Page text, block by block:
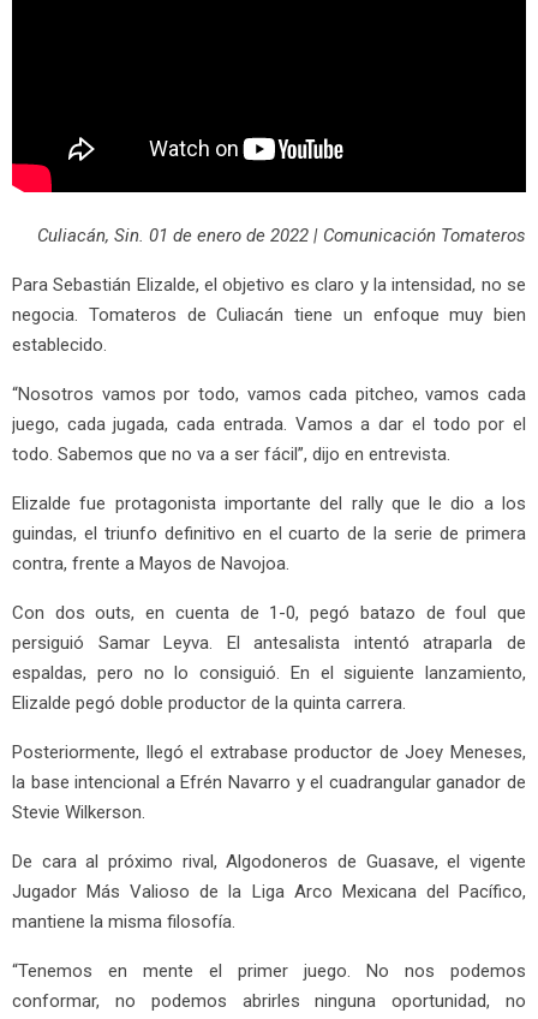
Culiacán, Sin. 01 de enero de 2022 | Comunicación Tomateros
Para Sebastián Elizalde, el objetivo es claro y la intensidad, no se
negocia. Tomateros de Culiacán tiene un enfoque muy bien
establecido.
“Nosotros vamos por todo, vamos cada pitcheo, vamos cada
juego, cada jugada, cada entrada. Vamos a dar el todo por el
todo. Sabemos que no va a ser fácil”, dijo en entrevista.
Elizalde fue protagonista importante del rally que le dio a los
guindas, el triunfo definitivo en el cuarto de la serie de primera
contra, frente a Mayos de Navojoa.
Con dos outs, en cuenta de 1-0, pegó batazo de foul que
persiguió Samar Leyva. El antesalista intentó atraparla de
espaldas, pero no lo consiguió. En el siguiente lanzamiento,
Elizalde pegó doble productor de la quinta carrera.
Posteriormente, llegó el extrabase productor de Joey Meneses,
la base intencional a Efrén Navarro y el cuadrangular ganador de
Stevie Wilkerson.
De cara al próximo rival, Algodoneros de Guasave, el vigente
Jugador Más Valioso de la Liga Arco Mexicana del Pacífico,
mantiene la misma filosofía.
“Tenemos en mente el primer juego. No nos podemos
conformar, no podemos abrirles ninguna oportunidad, no